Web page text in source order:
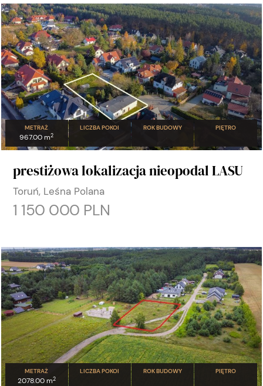
METRAŻ
967.00 m2
LICZBA POKOI ROK BUDOWY PIĘTRO
prestiżowa lokalizacja nieopodal LASU
Toruń, Leśna Polana
1 150 000 PLN
METRAŻ
2078.00 m2
LICZBA POKOI ROK BUDOWY PIĘTRO